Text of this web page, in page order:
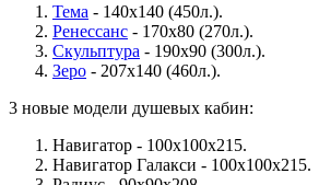
Тема - 140х140 (450л.).
Ренессанс - 170х80 (270л.).
Скульптура - 190х90 (300л.).
Зеро - 207x140 (460л.).
3 новые модели душевых кабин:
Навигатор - 100х100х215.
Навигатор Галакси - 100х100х215.